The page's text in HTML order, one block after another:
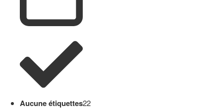
Aucune étiquettes22